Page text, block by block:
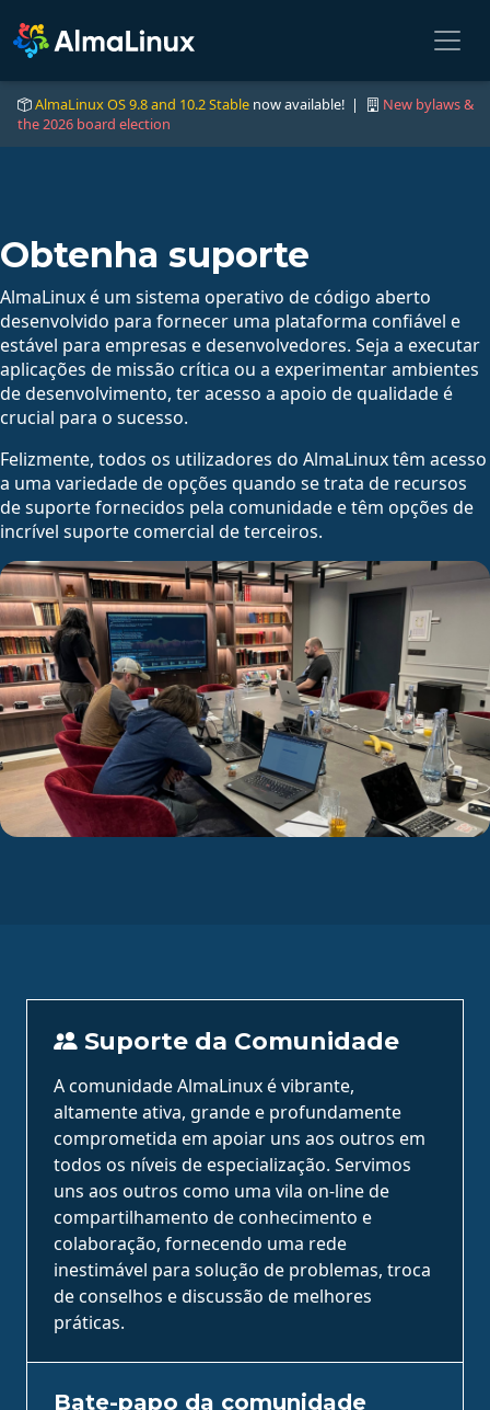
AlmaLinux OS 9.8 and 10.2 Stable now available! |
New bylaws &
the 2026 board election
Obtenha suporte
AlmaLinux é um sistema operativo de código aberto
desenvolvido para fornecer uma plataforma confiável e
estável para empresas e desenvolvedores. Seja a executar
aplicações de missão crítica ou a experimentar ambientes
de desenvolvimento, ter acesso a apoio de qualidade é
crucial para o sucesso.
Felizmente, todos os utilizadores do AlmaLinux têm acesso
a uma variedade de opções quando se trata de recursos
de suporte fornecidos pela comunidade e têm opções de
incrível suporte comercial de terceiros.
Suporte da Comunidade
A comunidade AlmaLinux é vibrante,
altamente ativa, grande e profundamente
comprometida em apoiar uns aos outros em
todos os níveis de especialização. Servimos
uns aos outros como uma vila on-line de
compartilhamento de conhecimento e
colaboração, fornecendo uma rede
inestimável para solução de problemas, troca
de conselhos e discussão de melhores
práticas.
Bate-papo da comunidade